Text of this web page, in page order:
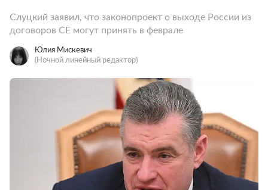
Слуцкий заявил, что законопроект о выходе России из
договоров СЕ могут принять в феврале
Юлия Мискевич
(Ночной линейный редактор)